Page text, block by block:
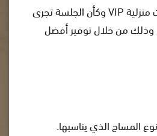
تقدم لكم مهارة جلسات منزلية VIP وكأن الجلسة تجرى
من خلال توفير أفضل
المساج الذي يناسبها.